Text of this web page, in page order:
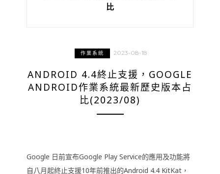
比
作業系統 2023-08-18
ANDROID 4.4終止支援，GOOGLE
ANDROID作業系統最新歷史版本占
比(2023/08)
Google 日前宣布Google Play Service的應用及功能將
自八月起終止支援10年前推出的Android 4.4 KitKat，